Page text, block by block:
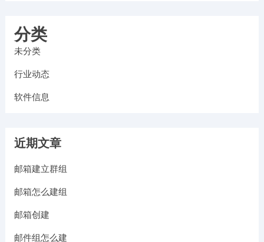
分类
未分类
行业动态
软件信息
近期文章
邮箱建立群组
邮箱怎么建组
邮箱创建
邮件组怎么建